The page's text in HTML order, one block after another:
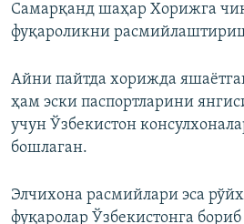
Самарқанд шаҳар Хорижга
фуқароликни
Айни пайтда хорижда
ҳам эски паспортларини
учун Ўзбекистон
бошлаган.
Элчихона расмийлари эса
фуқаролар Ўзбекистонга